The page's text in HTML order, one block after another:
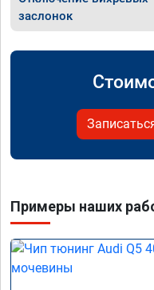
заслонок
Примеры наших